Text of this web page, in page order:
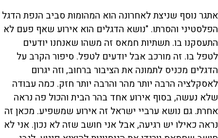
אתגר נוסף שניצת לאחרונה הוא המהומות סביב הנפת הדגל
הפלסטיני והסרתו. "נושא הדגלים הוא אירוע שאף פעם לא
התעסקנו בו. תשתיות חמאס זה משהו שאנחנו יודעים
לטפל בו. זה מורכב אבל יודעים לטפל. סיפור הקרב על
הדגלים מכניס לתמונה את הציבור ברחוב, וזה יגרום
לאסקלציה הרבה יותר מהר והרבה יותר חזק. כמה עבודה
שלא נעשה, בסוף אירוע אחד בהר הבית והכול פה נראה
אחרת. גם נושא ערביי ישראל זה אירוע שמשפיע. מכאן זה
נראה כאילו יש רגיעה, אבל אני חושב שזה לא נכון. אני לא